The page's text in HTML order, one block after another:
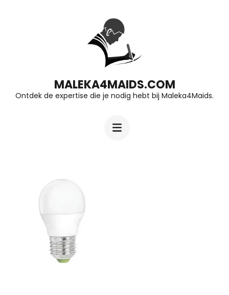
Enter)
MALEKA4MAIDS.COM
Ontdek de expertise die je nodig hebt bij Maleka4Maids.